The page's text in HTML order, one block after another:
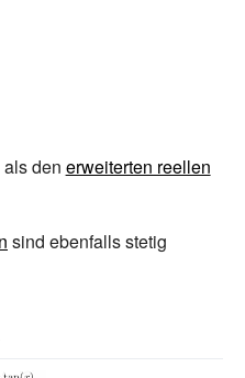
als den erweiterten reellen
sind ebenfalls stetig